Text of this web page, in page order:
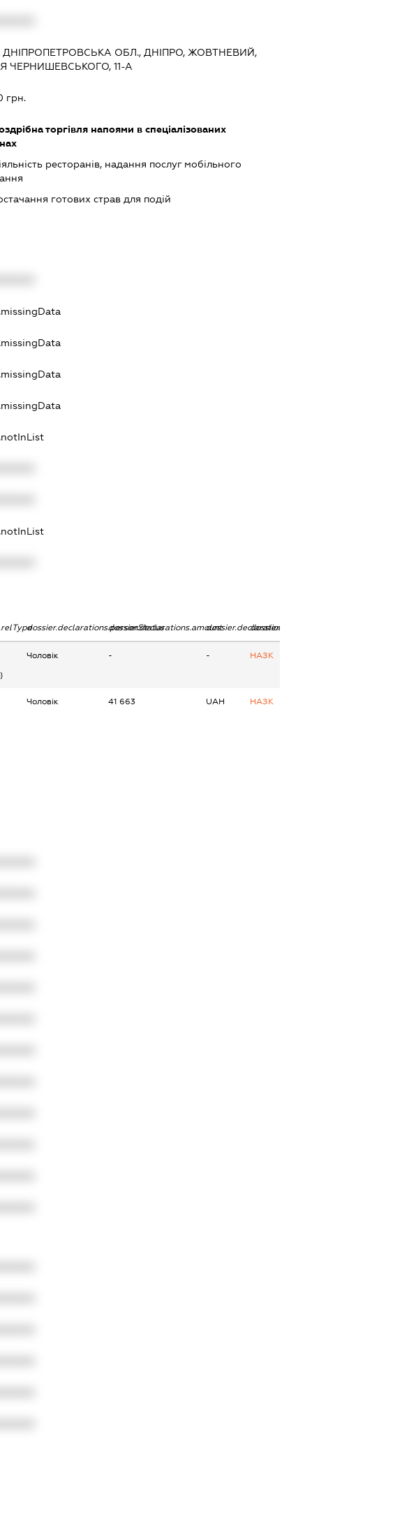
ДНІПРОПЕТРОВСЬКА ОБЛ., ДНІПРО, ЖОВТНЕВИЙ,
ЧЕРНИШЕВСЬКОГО, 11-А
грн.
торгівля напоями в спеціалізованих
ресторанів, надання послуг мобільного
готових страв для подій
dossier.declarations.personStatusdossier.declarations.amountdossier.declarations.currency
dossier.declarations.source
Чоловік - - НАЗК
Чоловік 41 663 UAH НАЗК